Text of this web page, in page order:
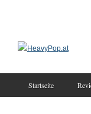
Startseite